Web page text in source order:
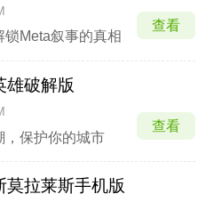
Meta叙事的真相
查看
雄破解版
，保护你的城市
查看
莫拉莱斯手机版